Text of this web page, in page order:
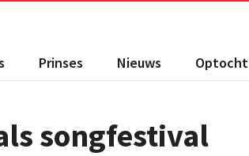
Prinses Nieuws Optocht
songfestival